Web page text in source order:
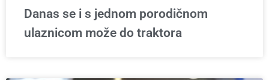
Danas se i s jednom porodičnom
ulaznicom može do traktora